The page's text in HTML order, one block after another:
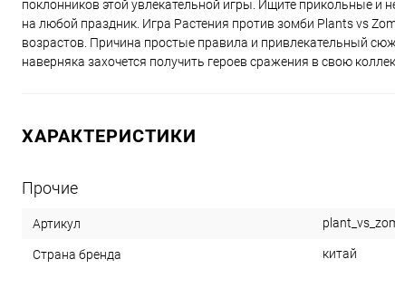
поклонников этой увлекательной игры. Ищите прикольные и
на любой праздник. Игра Растения против зомби Plants vs
возрастов. Причина простые правила и привлекательный
наверняка захочется получить героев сражения в свою
ХАРАКТЕРИСТИКИ
Прочие
Артикул
Страна бренда китай